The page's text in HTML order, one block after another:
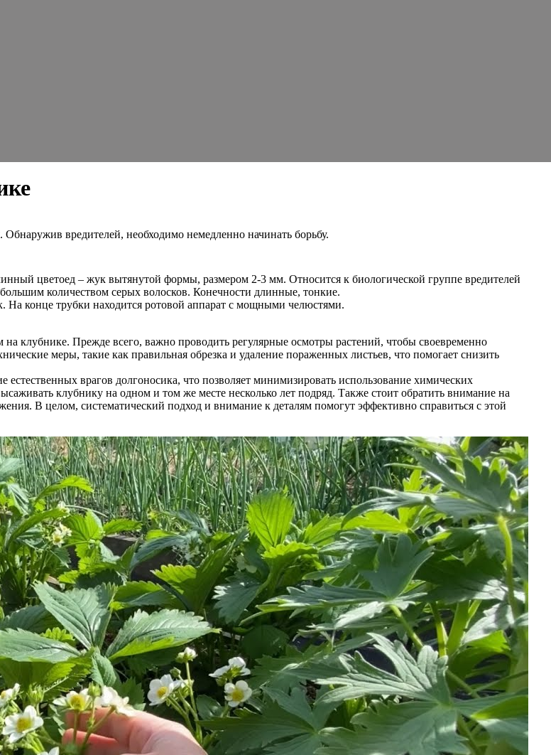
вредителей, необходимо немедленно начинать борьбу.
цветоед – жук вытянутой формы, размером 2-3 мм. Относится к биологической группе вредителей
количеством серых волосков. Конечности длинные, тонкие.
На конце трубки находится ротовой аппарат с мощными челюстями.
клубнике. Прежде всего, важно проводить регулярные осмотры растений, чтобы своевременно
меры, такие как правильная обрезка и удаление пораженных листьев, что помогает снизить
врагов долгоносика, что позволяет минимизировать использование химических
клубнику на одном и том же месте несколько лет подряд. Также стоит обратить внимание на
В целом, систематический подход и внимание к деталям помогут эффективно справиться с этой